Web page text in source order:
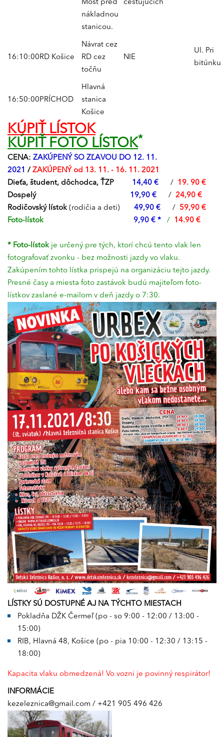
Most pred
nákladnou
stanicou.
cestujúcich
16:10:00RD Košice
Návrat cez
RD cez
točňu
NIE
Ul. Pri
bitúnku
16:50:00PRÍCHOD
Hlavná
stanica
Košice
KÚPIŤ LÍSTOK
KÚPIŤ FOTO LÍSTOK*
CENA: ZAKÚPENÝ SO ZĽAVOU DO 12. 11.
2021 / ZAKÚPENÝ od 13. 11. - 16. 11. 2021
Dieťa, študent, dôchodca, ŤZP
14,40 € /
19. 90 €
Dospelý
19,90 € / 24,90 €
Rodičovský lístok(rodičia a deti) 49,90 € / 59,90 €
Foto-lístok
9,90 € * / 14.90 €
* Foto-lístok je určený pre tých, ktorí chcú tento vlak len
fotografovať zvonku - bez možnosti jazdy vo vlaku.
Zakúpením tohto lístka prispejú na organizáciu tejto jazdy.
Presné časy a miesta foto zastávok budú majiteľom foto-
lístkov zaslané e-mailom v deň jazdy o 7:30.
LÍSTKY SÚ DOSTUPNÉ AJ NA TÝCHTO MIESTACH
Pokladňa DŽK Čermeľ (po - so 9:00 - 12:00 / 13:00 -
15:00)
RIB, Hlavná 48, Košice (po - pia 10:00 - 12:30 / 13:15 -
18:00)
Kapacita vlaku obmedzená! Vo vozni je povinný respirátor!
INFORMÁCIE
kezeleznica@gmail.com / +421 905 496 426